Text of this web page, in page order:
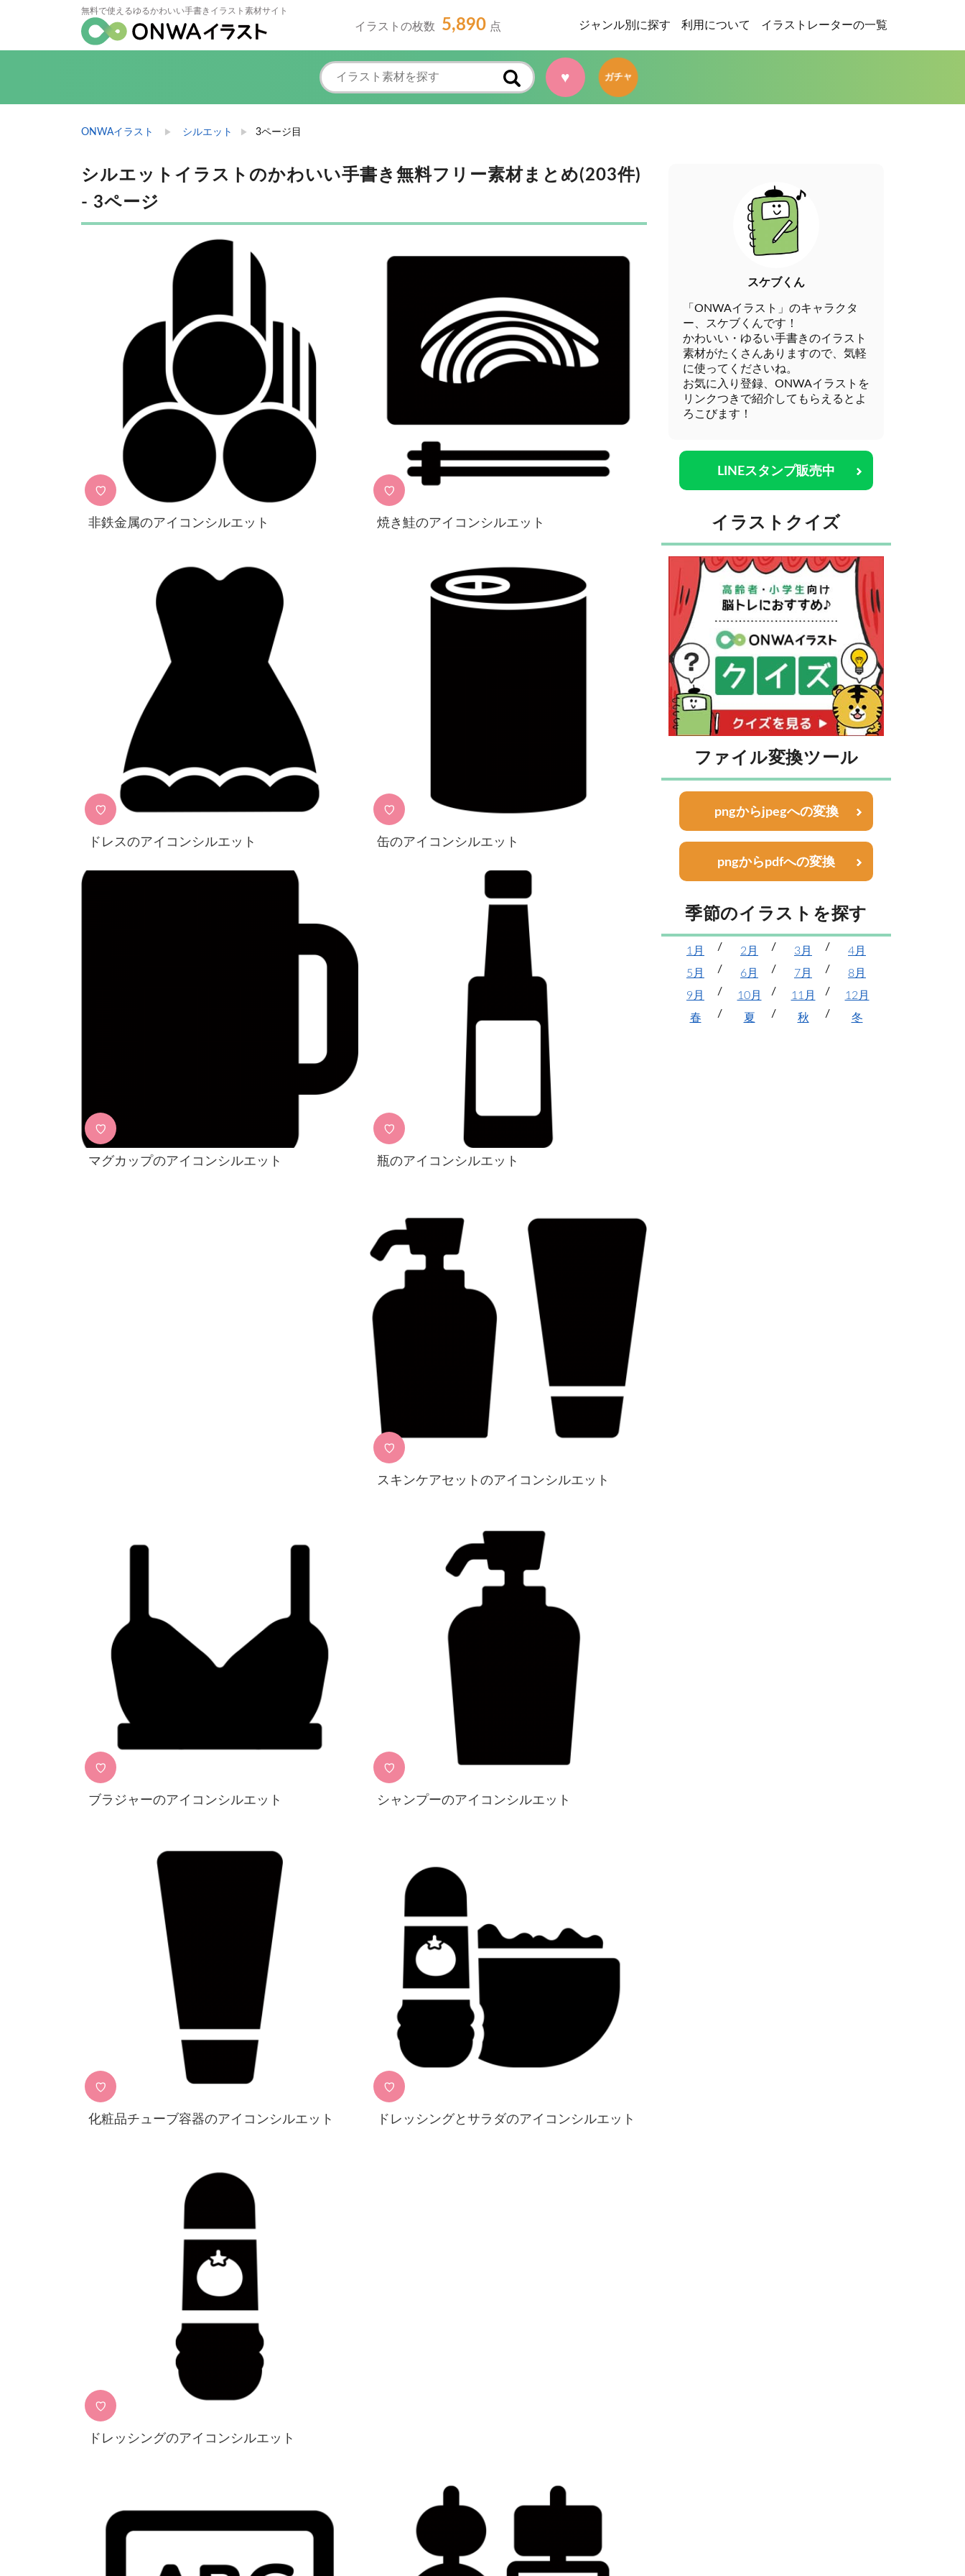
無料で使えるゆるかわいい手書きイラスト素材サイト
イラストの枚数 5,890 点 ジャンル別に探す 利用について イラストレーターの一覧
♥ ガチャ
ONWAイラスト シルエット 3ページ目
シルエットイラストのかわいい手書き無料フリー素材まとめ(203件)
- 3ページ
♡
非鉄金属のアイコンシルエット
♡
焼き鮭のアイコンシルエット
♡
ドレスのアイコンシルエット
♡
缶のアイコンシルエット
♡
マグカップのアイコンシルエット
♡
瓶のアイコンシルエット
♡
スキンケアセットのアイコンシルエット
♡
ブラジャーのアイコンシルエット
♡
シャンプーのアイコンシルエット
♡
化粧品チューブ容器のアイコンシルエット
♡
ドレッシングとサラダのアイコンシルエット
♡
ドレッシングのアイコンシルエット
スケブくん
「ONWAイラスト」のキャラクタ
ー、スケブくんです！
かわいい・ゆるい手書きのイラスト
素材がたくさんありますので、気軽
に使ってくださいね。
お気に入り登録、ONWAイラストを
リンクつきで紹介してもらえるとよ
ろこびます！
LINEスタンプ販売中
イラストクイズ
ファイル変換ツール
pngからjpegへの変換
pngからpdfへの変換
季節のイラストを探す
1月 2月 3月
4月
5月
6月 7月
8月
9月
10月 11月
12月
春
夏 秋 冬